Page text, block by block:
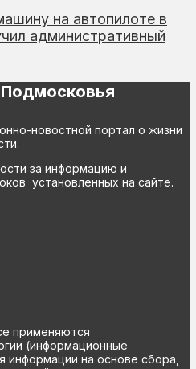
на автопилоте в
административный
новостной портал о жизни
за информацию и
установленных на сайте.
применяются
(информационные
информации на основе сбора,